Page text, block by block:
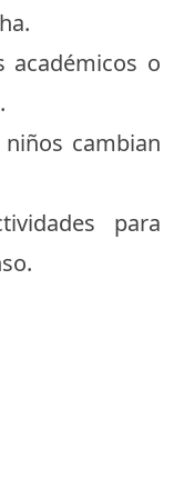
académicos o
cambian
para